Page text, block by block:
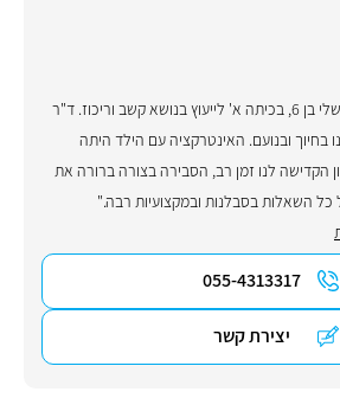
"הגעתי עם הבן שלי בן 6, בכיתה א' לייעוץ בנושא קשב וריכוז. ד"ר
בחיוך ובנועם. האינטרקציה עם הילד היתה
הקדישה לנו זמן רב, הסבירה בצורה ברורה את
כל השאלות בסבלנות ובמקצועיות רבה."
055-4313317
יצירת קשר